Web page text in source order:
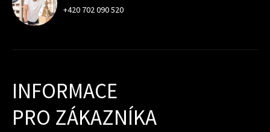
+420 702 090 520
INFORMACE
PRO ZÁKAZNÍKA